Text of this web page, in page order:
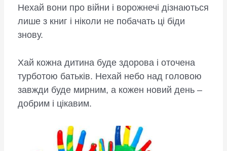
Нехай вони про війни і ворожнечі дізнаються
лише з книг і ніколи не побачать ці біди
знову.
Хай кожна дитина буде здорова і оточена
турботою батьків. Нехай небо над головою
завжди буде мирним, а кожен новий день –
добрим і цікавим.